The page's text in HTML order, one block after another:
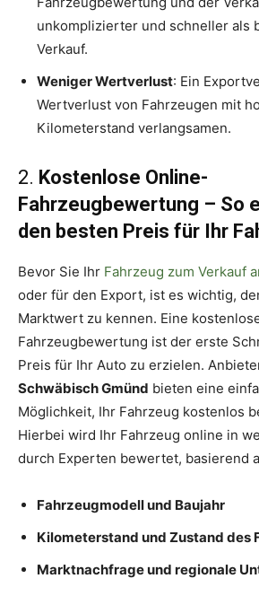
unkomplizierter und schneller als
Verkauf.
Weniger Wertverlust: Ein
Wertverlust von Fahrzeugen mit
Kilometerstand verlangsamen.
2. Kostenlose Online-
Fahrzeugbewertung – So
den besten Preis für Ihr
Bevor Sie Ihr Fahrzeug zum Verkauf
oder für den Export, ist es wichtig,
Marktwert zu kennen. Eine
Fahrzeugbewertung ist der erste
Preis für Ihr Auto zu erzielen.
Schwäbisch Gmünd bieten eine
Möglichkeit, Ihr Fahrzeug kostenlos
Hierbei wird Ihr Fahrzeug online in
durch Experten bewertet, basierend
Fahrzeugmodell und Baujahr
Kilometerstand und Zustand des
Marktnachfrage und regionale